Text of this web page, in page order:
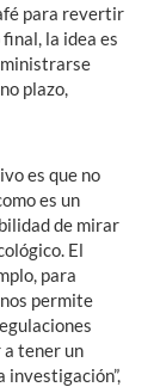
para revertir
la idea es
plazo,
es que no
es un
de mirar
El
para
permite
tener un
investigación”,